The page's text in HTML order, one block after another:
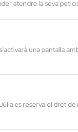
atendre la seva
una pantalla
es reserva el dret